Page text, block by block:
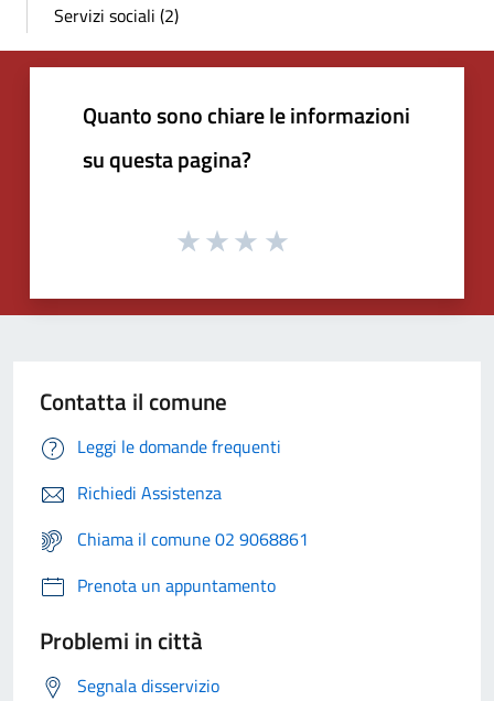
Servizi sociali (2)
Quanto sono chiare le informazioni
su questa pagina?
Contatta il comune
Leggi le domande frequenti
Richiedi Assistenza
Chiama il comune 02 9068861
Prenota un appuntamento
Problemi in città
Segnala disservizio